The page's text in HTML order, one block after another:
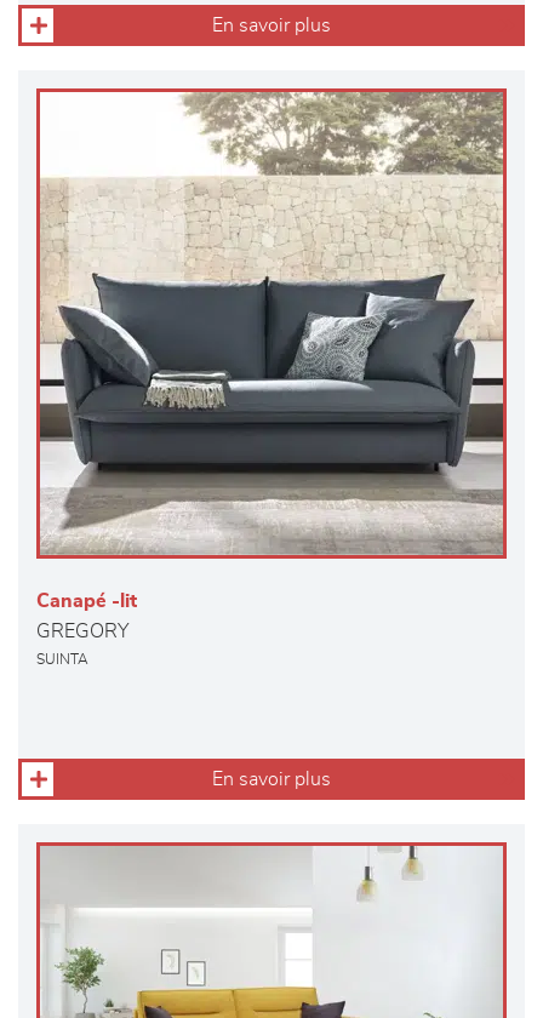
En savoir plus
Canapé -lit
GREGORY
SUINTA
En savoir plus